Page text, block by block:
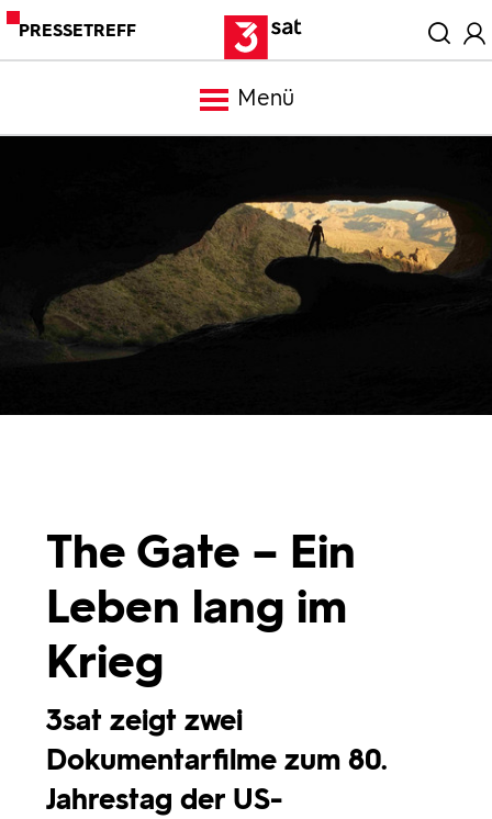
PRESSETREFF
Menü
Programm
Mediathek
Programmwochen
3sat
The Gate – Ein
Leben lang im
Krieg
3sat zeigt zwei
Dokumentarfilme zum 80.
Jahrestag der US-